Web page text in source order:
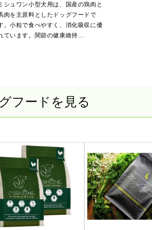
シュワン小型犬用は、国産の鶏肉と
肉を主原料としたドッグフードで
。小粒で食べやすく、消化吸収に優
ています。関節の健康維持…
フードを見る